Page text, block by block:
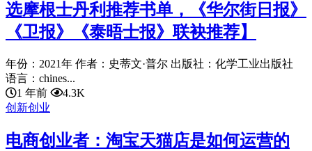
选摩根士丹利推荐书单，《华尔街日报》
《卫报》《泰晤士报》联袂推荐】
年份：2021年 作者：史蒂文·普尔 出版社：化学工业出版社
语言：chines...
1 年前
4.3K
创新创业
电商创业者：淘宝天猫店是如何运营的